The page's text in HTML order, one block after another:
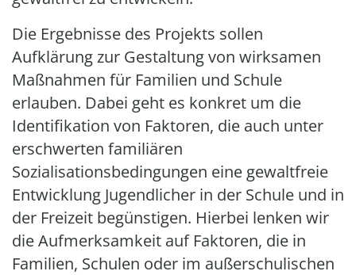
Die Ergebnisse des Projekts sollen
Aufklärung zur Gestaltung von wirksamen
Maßnahmen für Familien und Schule
erlauben. Dabei geht es konkret um die
Identifikation von Faktoren, die auch unter
erschwerten familiären
Sozialisationsbedingungen eine gewaltfreie
Entwicklung Jugendlicher in der Schule und in
der Freizeit begünstigen. Hierbei lenken wir
die Aufmerksamkeit auf Faktoren, die in
Familien, Schulen oder im außerschulischen